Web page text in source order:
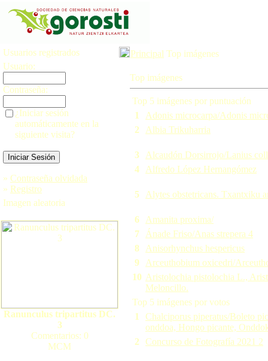
Usuarios registrados
Usuario:
Contraseña:
¿Iniciar sesión
automáticamente en la
siguiente visita?
» Contraseña olvidada
» Registro
Imagen aleatoria
Ranunculus tripartitus DC.
3
Comentarios: 0
MCM
Principal Top imágenes
Top imágenes
Top 5 imágenes por puntuación
1
Adonis microcarpa/Adonis
2
Albia Trikuharria
3
Alcaudón Dorsirrojo/Lanius
4
Alfredo López Hernangómez
5 Alytes obstetricans. Txantxiku
6
Amanita proxima/
7
Ánade Friso/Anas strepera 4
8
Anisorhynchus hespericus
9
Arceuthobium oxicedri/
10 Aristolochia pistolochia L.,
Meloncillo.
Top 5 imágenes por votos
1
Chalciporus piperatus/Boleto
onddoa, Hongo picante,
2
Concurso de Fotografía 2021 2